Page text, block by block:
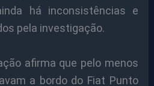
há inconsistências e
pela investigação.
afirma que pelo menos
a bordo do Fiat Punto